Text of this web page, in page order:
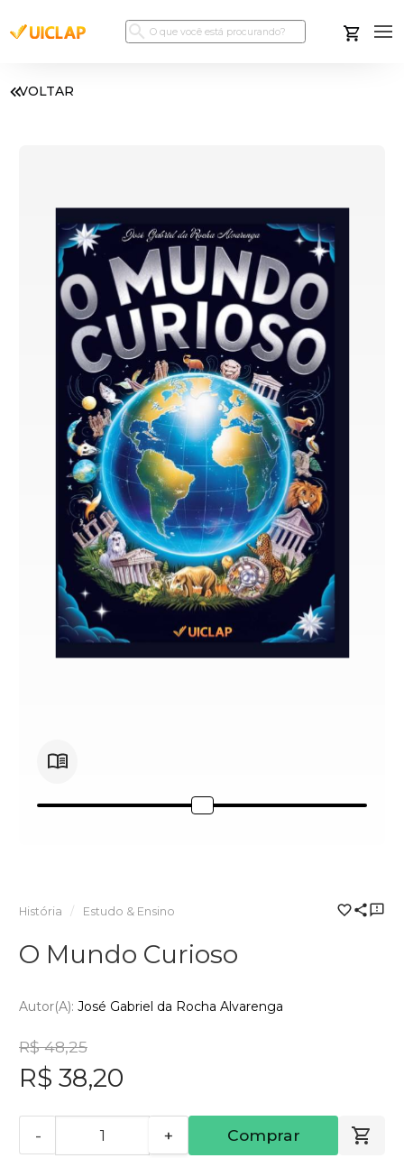
VOLTAR
História Estudo & Ensino
O Mundo Curioso
Autor(a): José Gabriel da Rocha Alvarenga
R$ 48,25
R$ 38,20
- + Comprar